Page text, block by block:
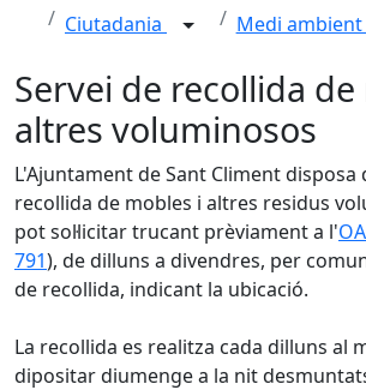
Ciutadania Medi ambient
Servei de recollida
altres voluminosos
L'Ajuntament de Sant Climent disposa
recollida de mobles i altres residus
pot sol·licitar trucant prèviament a l'
791), de dilluns a divendres, per
de recollida, indicant la ubicació.
La recollida es realitza cada dilluns al
dipositar diumenge a la nit